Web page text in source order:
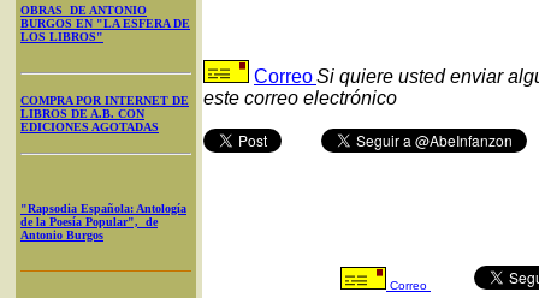
OBRAS DE ANTONIO
BURGOS EN "LA ESFERA DE
LOS LIBROS"
COMPRA POR INTERNET DE
LIBROS DE A.B. CON
EDICIONES AGOTADAS
"Rapsodia Española: Antología
de la Poesía Popular", de
Antonio Burgos
CorreoSi quiere usted enviar
este correo electrónico
Correo